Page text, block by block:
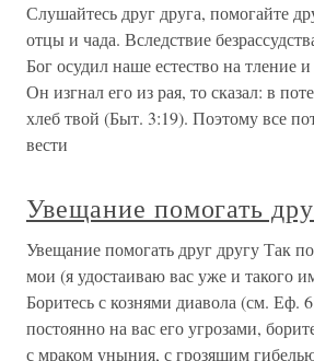
Слушайтесь друг друга, помогайте
отцы и чада. Вследствие
Бог осудил наше естество на тление
Он изгнал его из рая, то сказал: в
хлеб твой (Быт. 3:19). Поэтому все
вести
Увещание помогать
Увещание помогать друг другу Так
мои (я удостаиваю вас уже и такого
Боритесь с кознями диавола (см. Еф.
постоянно на вас его угрозами,
с мраком уныния, с грозящим